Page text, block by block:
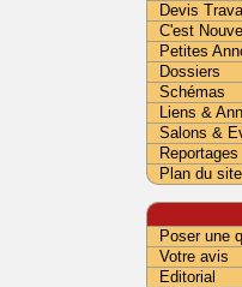
Devis
C'est
Petites
Dossiers
Schémas
Liens &
Salons &
Reportages
Plan du site
Poser une
Votre avis
Editorial